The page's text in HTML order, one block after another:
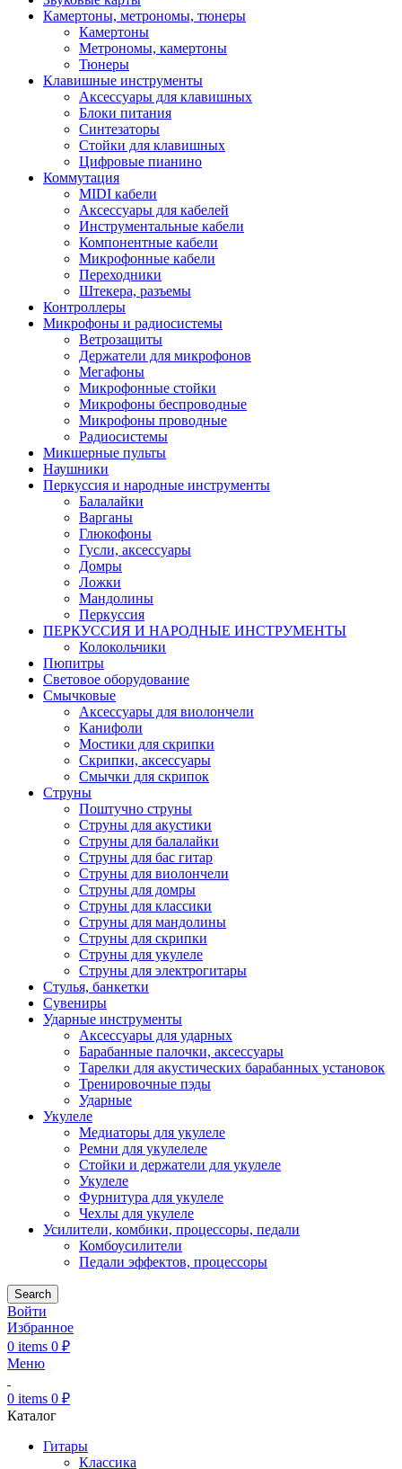
Камертоны, метрономы, тюнеры
Камертоны
Метрономы, камертоны
Тюнеры
Клавишные инструменты
Аксессуары для клавишных
Блоки питания
Синтезаторы
Стойки для клавишных
Цифровые пианино
Коммутация
MIDI кабели
Аксессуары для кабелей
Инструментальные кабели
Компонентные кабели
Микрофонные кабели
Переходники
Штекера, разъемы
Контроллеры
Микрофоны и радиосистемы
Ветрозащиты
Держатели для микрофонов
Мегафоны
Микрофонные стойки
Микрофоны беспроводные
Микрофоны проводные
Радиосистемы
Микшерные пульты
Наушники
Перкуссия и народные инструменты
Балалайки
Варганы
Глюкофоны
Гусли, аксессуары
Домры
Ложки
Мандолины
Перкуссия
ПЕРКУССИЯ И НАРОДНЫЕ ИНСТРУМЕНТЫ
Колокольчики
Пюпитры
Световое оборудование
Смычковые
Аксессуары для виолончели
Канифоли
Мостики для скрипки
Скрипки, аксессуары
Смычки для скрипок
Струны
Поштучно струны
Струны для акустики
Струны для балалайки
Струны для бас гитар
Струны для виолончели
Струны для домры
Струны для классики
Струны для мандолины
Струны для скрипки
Струны для укулеле
Струны для электрогитары
Стулья, банкетки
Сувениры
Ударные инструменты
Аксессуары для ударных
Барабанные палочки, аксессуары
Тарелки для акустических барабанных установок
Тренировочные пэды
Ударные
Укулеле
Медиаторы для укулеле
Ремни для укулелеле
Стойки и держатели для укулеле
Укулеле
Фурнитура для укулеле
Чехлы для укулеле
Усилители, комбики, процессоры, педали
Комбоусилители
Педали эффектов, процессоры
Search
Войти
Избранное
0 items 0 ₽
Меню
0 items 0 ₽
Каталог
Гитары
Классика